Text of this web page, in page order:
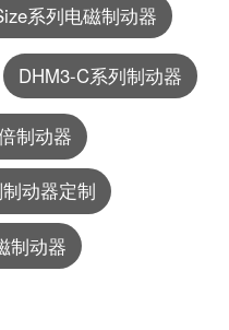
系列电磁制动器
DHM3-C系列制动器
制动器
动器定制
制动器